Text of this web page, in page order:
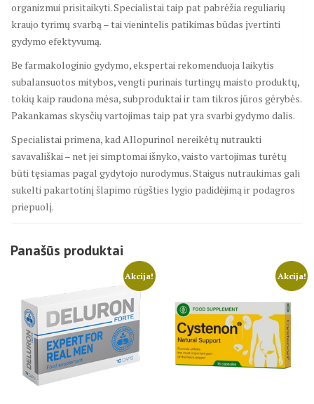
organizmui prisitaikyti. Specialistai taip pat pabrėžia reguliarių
kraujo tyrimų svarbą – tai vienintelis patikimas būdas įvertinti
gydymo efektyvumą.
Be farmakologinio gydymo, ekspertai rekomenduoja laikytis
subalansuotos mitybos, vengti purinais turtingų maisto produktų,
tokių kaip raudona mėsa, subproduktai ir tam tikros jūros gėrybės.
Pakankamas skysčių vartojimas taip pat yra svarbi gydymo dalis.
Specialistai primena, kad Allopurinol nereikėtų nutraukti
savavališkai – net jei simptomai išnyko, vaisto vartojimas turėtų
būti tęsiamas pagal gydytojo nurodymus. Staigus nutraukimas gali
sukelti pakartotinį šlapimo rūgšties lygio padidėjimą ir podagros
priepuolį.
Panašūs produktai
Akcija! Akcija!